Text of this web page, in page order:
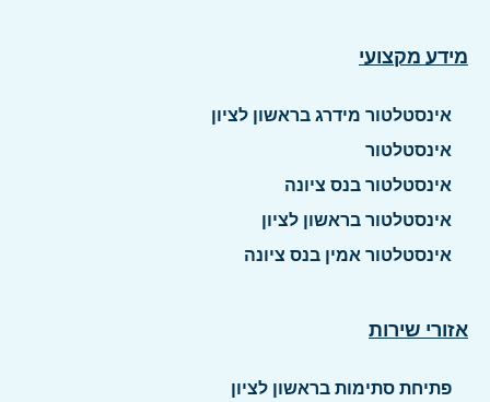
מידע מקצועי
אינסטלטור מידרג בראשון לציון
אינסטלטור
אינסטלטור בנס ציונה
אינסטלטור בראשון לציון
אינסטלטור אמין בנס ציונה
אזורי שירות
פתיחת סתימות בראשון לציון